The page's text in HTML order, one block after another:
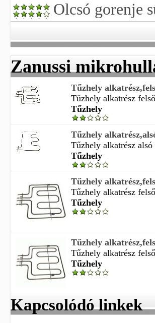
Olcsó gorenje
Zanussi
Tűzhely
Tűzhely alkatrész
Tűzhely
Tűzhely
Tűzhely alkatrész
Tűzhely
Tűzhely
Tűzhely alkatrész
Tűzhely
Tűzhely
Tűzhely alkatrész
Tűzhely
Kapcsolódó linkek